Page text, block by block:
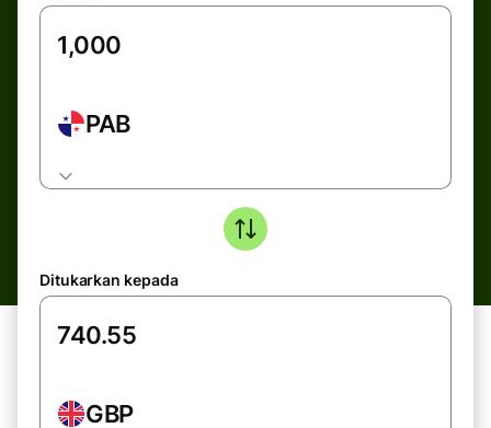
PAB
Ditukarkan kepada
GBP